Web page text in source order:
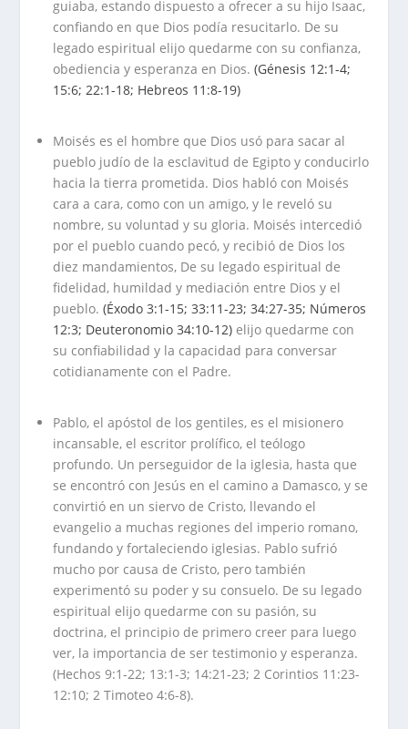
guiaba, estando dispuesto a ofrecer a su hijo Isaac,
confiando en que Dios podía resucitarlo. De su
legado espiritual elijo quedarme con su confianza,
obediencia y esperanza en Dios.(Génesis 12:1-4;
15:6; 22:1-18; Hebreos 11:8-19)
Moisés es el hombre que Dios usó para sacar al
pueblo judío de la esclavitud de Egipto y conducirlo
hacia la tierra prometida. Dios habló con Moisés
cara a cara, como con un amigo, y le reveló su
nombre, su voluntad y su gloria. Moisés intercedió
por el pueblo cuando pecó, y recibió de Dios los
diez mandamientos, De su legado espiritual de
fidelidad, humildad y mediación entre Dios y el
pueblo.(Éxodo 3:1-15; 33:11-23; 34:27-35; Números
12:3; Deuteronomio 34:10-12) elijo quedarme con
su confiabilidad y la capacidad para conversar
cotidianamente con el Padre.
Pablo, el apóstol de los gentiles, es el misionero
incansable, el escritor prolífico, el teólogo
profundo. Un perseguidor de la iglesia, hasta que
se encontró con Jesús en el camino a Damasco, y se
convirtió en un siervo de Cristo, llevando el
evangelio a muchas regiones del imperio romano,
fundando y fortaleciendo iglesias. Pablo sufrió
mucho por causa de Cristo, pero también
experimentó su poder y su consuelo. De su legado
espiritual elijo quedarme con su pasión, su
doctrina, el principio de primero creer para luego
ver, la importancia de ser testimonio y esperanza.
(Hechos 9:1-22; 13:1-3; 14:21-23; 2 Corintios 11:23-
12:10; 2 Timoteo 4:6-8).